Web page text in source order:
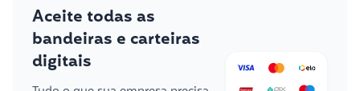
Aceite todas as
bandeiras e carteiras
digitais